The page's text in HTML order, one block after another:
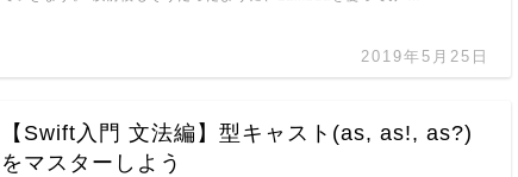
2019年5月25日
【Swift入門 文法編】型キャスト(as, as!, as?)
をマスターしよう